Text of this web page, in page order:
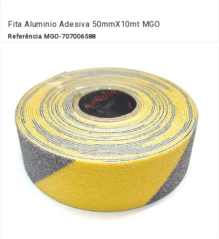
Fita Aluminio Adesiva 50mmX10mt MGO
Referência MGO-707006588